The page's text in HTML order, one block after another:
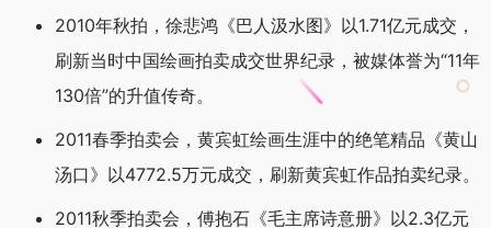
2010年秋拍，徐悲鸿《巴人汲水图》以1.71亿元成交，
刷新当时中国绘画拍卖成交世界纪录，被媒体誉为“11年
130倍”的升值传奇。
2011春季拍卖会，黄宾虹绘画生涯中的绝笔精品《黄山
汤口》以4772.5万元成交，刷新黄宾虹作品拍卖纪录。
2011秋季拍卖会，傅抱石《毛主席诗意册》以2.3亿元